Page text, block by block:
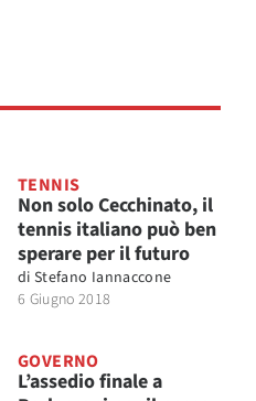
TENNIS
Non solo Cecchinato, il
tennis italiano può ben
sperare per il futuro
di Stefano Iannaccone
6 Giugno 2018
GOVERNO
L’assedio finale a